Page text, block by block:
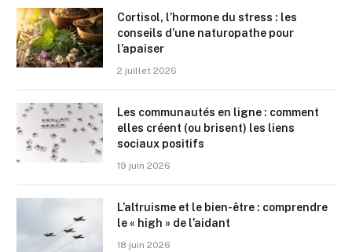
Cortisol, l’hormone du stress : les
conseils d’une naturopathe pour
l’apaiser
2 juillet 2026
Les communautés en ligne : comment
elles créent (ou brisent) les liens
sociaux positifs
19 juin 2026
L’altruisme et le bien-être : comprendre
le « high » de l’aidant
18 juin 2026